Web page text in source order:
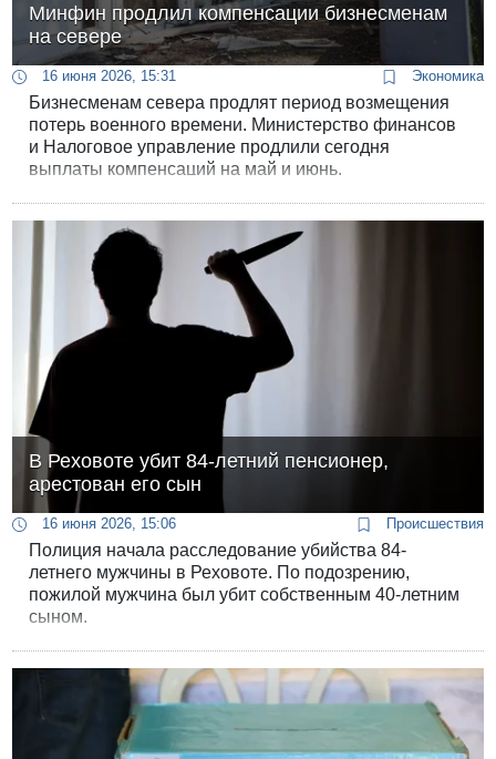
Минфин продлил компенсации бизнесменам
на севере
16 июня 2026, 15:31 Экономика
Бизнесменам севера продлят период возмещения
потерь военного времени. Министерство финансов
и Налоговое управление продлили сегодня
выплаты компенсаций на май и июнь.
В Реховоте убит 84-летний пенсионер,
арестован его сын
16 июня 2026, 15:06 Происшествия
Полиция начала расследование убийства 84-
летнего мужчины в Реховоте. По подозрению,
пожилой мужчина был убит собственным 40-летним
сыном.